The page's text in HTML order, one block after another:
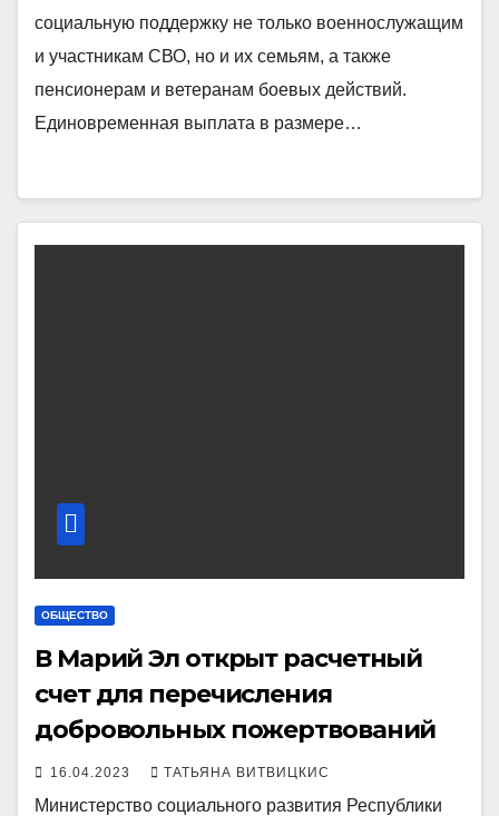
социальную поддержку не только военнослужащим
и участникам СВО, но и их семьям, а также
пенсионерам и ветеранам боевых действий.
Единовременная выплата в размере…
ОБЩЕСТВО
В Марий Эл открыт расчетный
счет для перечисления
добровольных пожертвований
16.04.2023 ТАТЬЯНА ВИТВИЦКИС
Министерство социального развития Республики